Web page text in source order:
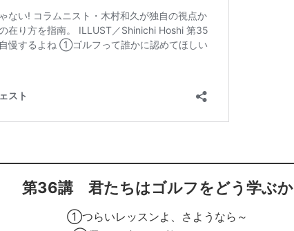
第36講 君たちはゴルフをどう学ぶか
①つらいレッスンよ、さようなら～